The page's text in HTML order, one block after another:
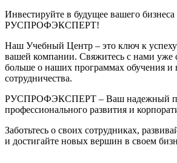
Инвестируйте в будущее вашего бизнеса
РУСПРОФЭКСПЕРТ!
Наш Учебный Центр – это ключ к успеху
вашей компании. Свяжитесь с нами уже
больше о наших программах обучения и
сотрудничества.
РУСПРОФЭКСПЕРТ – Ваш надежный
профессионального развития и
Заботьтесь о своих сотрудниках,
и достигайте новых вершин в своем